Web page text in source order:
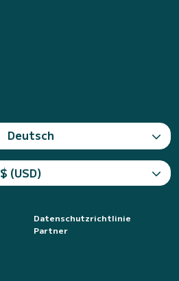
Deutsch
$ (USD)
Datenschutzrichtlinie
Partner